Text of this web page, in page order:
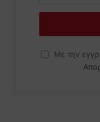
Με την